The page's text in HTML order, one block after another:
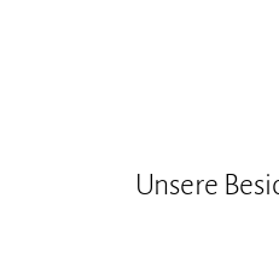
Unsere